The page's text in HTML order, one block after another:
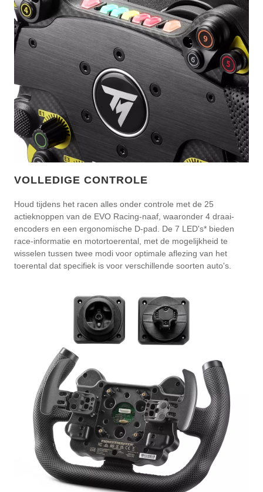
VOLLEDIGE CONTROLE
Houd tijdens het racen alles onder controle met de 25
actieknoppen van de EVO Racing-naaf, waaronder 4 draai-
encoders en een ergonomische D-pad. De 7 LED's* bieden
race-informatie en motortoerental, met de mogelijkheid te
wisselen tussen twee modi voor optimale aflezing van het
toerental dat specifiek is voor verschillende soorten auto's.